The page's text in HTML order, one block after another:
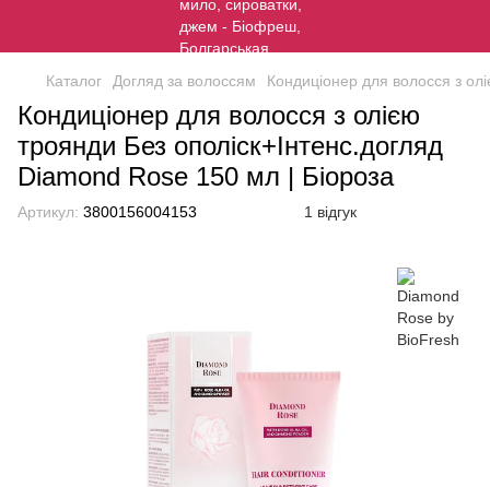
Каталог Догляд за волоссям Кондиціонер для волосся з
Кондиціонер для волосся з олією
троянди Без ополіск+Інтенс.догляд
Diamond Rose 150 мл | Біороза
Артикул: 3800156004153 1 відгук